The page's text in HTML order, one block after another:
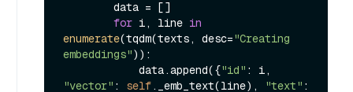
for i, line in
enumerate(tqdm(texts, desc="Creating
embeddings")):
            data.append({
"id"
"vector" : self._emb_text(line), "text" :